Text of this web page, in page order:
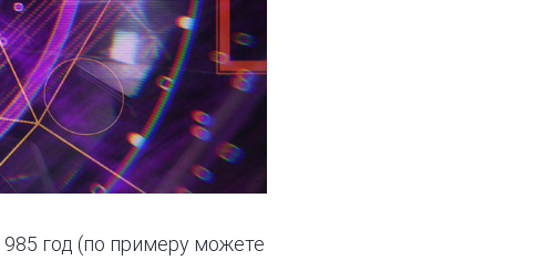
год (по примеру можете